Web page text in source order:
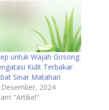
untuk Wajah Gosong:
Kulit Terbakar
Sinar Matahari
2024
"Artikel"